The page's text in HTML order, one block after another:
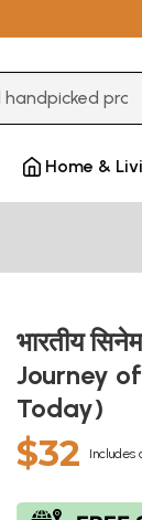
Home &
भारतीय
Journey
Today)
$32 Includes